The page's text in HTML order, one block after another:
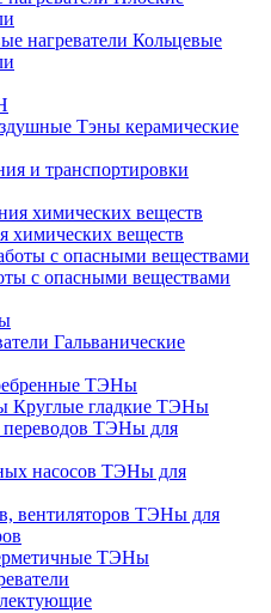
Кольцевые
Тэны керамические
и транспортировки
химических веществ
с опасными веществами
Гальванические
ТЭНы
Круглые гладкие ТЭНы
ТЭНы для
ТЭНы для
ТЭНы для
ТЭНы